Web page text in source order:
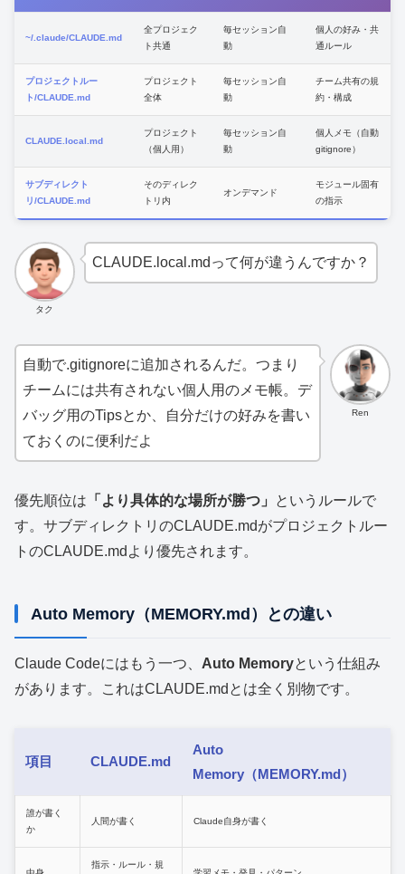
~/.claude/CLAUDE.md
全プロジェク
ト共通
毎セッション自
動
個人の好み・共
通ルール
プロジェクトルー
ト/CLAUDE.md
プロジェクト
全体
毎セッション自
動
チーム共有の規
約・構成
CLAUDE.local.md
プロジェクト
（個人用）
毎セッション自
動
個人メモ（自動
gitignore）
サブディレクト
リ/CLAUDE.md
そのディレク
トリ内
オンデマンド
モジュール固有
の指示
タク
CLAUDE.local.mdって何が違うんですか？
Ren
自動で.gitignoreに追加されるんだ。つまり
チームには共有されない個人用のメモ帳。デ
バッグ用のTipsとか、自分だけの好みを書い
ておくのに便利だよ
優先順位は 「より具体的な場所が勝つ」
というルールで
す。サブディレクトリのCLAUDE.mdがプロジェクトルー
トのCLAUDE.mdより優先されます。
Auto Memory（MEMORY.md）との違い
Claude Codeにはもう一つ、 Auto Memoryという仕組み
があります。これはCLAUDE.mdとは全く別物です。
項目 CLAUDE.md
Auto
Memory（MEMORY.md）
誰が書く
か
人間が書く Claude自身が書く
指示・ルール・規